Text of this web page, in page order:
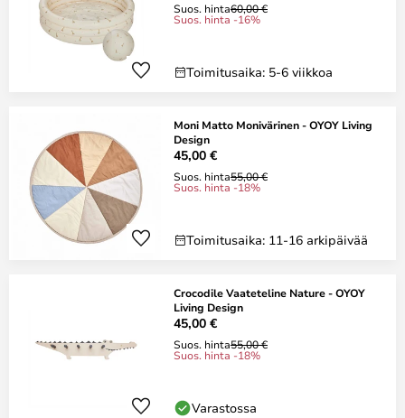
Suos. hinta60,00 €
Suos. hinta -16%
Toimitusaika: 5-6 viikkoa
Moni Matto Monivärinen - OYOY Living
Design
45,00 €
Suos. hinta55,00 €
Suos. hinta -18%
Toimitusaika: 11-16 arkipäivää
Crocodile Vaateteline Nature - OYOY
Living Design
45,00 €
Suos. hinta55,00 €
Suos. hinta -18%
Varastossa